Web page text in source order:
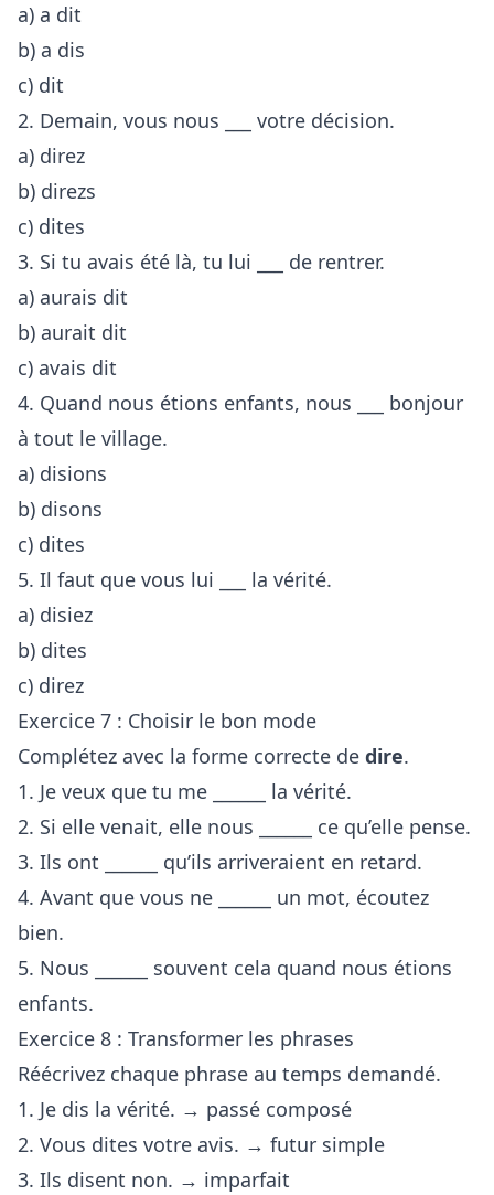
a) a dit
b) a dis
c) dit
2. Demain, vous nous ___ votre décision.
a) direz
b) direzs
c) dites
3. Si tu avais été là, tu lui ___ de rentrer.
a) aurais dit
b) aurait dit
c) avais dit
4. Quand nous étions enfants, nous ___ bonjour
à tout le village.
a) disions
b) disons
c) dites
5. Il faut que vous lui ___ la vérité.
a) disiez
b) dites
c) direz
Exercice 7 : Choisir le bon mode
Complétez avec la forme correcte de dire.
1. Je veux que tu me ______ la vérité.
2. Si elle venait, elle nous ______ ce qu’elle pense.
3. Ils ont ______ qu’ils arriveraient en retard.
4. Avant que vous ne ______ un mot, écoutez
bien.
5. Nous ______ souvent cela quand nous étions
enfants.
Exercice 8 : Transformer les phrases
Réécrivez chaque phrase au temps demandé.
1. Je dis la vérité. → passé composé
2. Vous dites votre avis. → futur simple
3. Ils disent non. → imparfait